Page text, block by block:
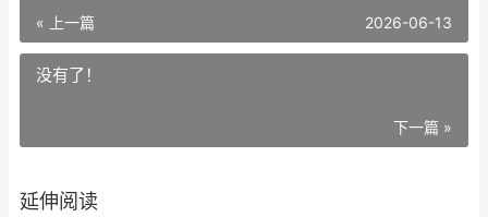
« 上一篇 2026-06-13
没有了！
下一篇 »
延伸阅读